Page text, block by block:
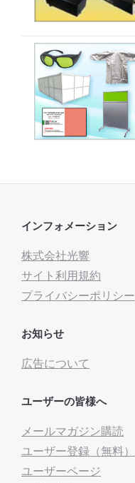
インフォメーション
株式会社光響
サイト利用規約
プライバシーポリシー
お知らせ
広告について
ユーザーの皆様へ
メールマガジン購読
ユーザー登録（無料）
ユーザーページ